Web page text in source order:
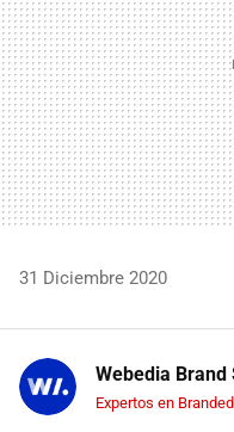
31 Diciembre 2020
Webedia Brand
Expertos en